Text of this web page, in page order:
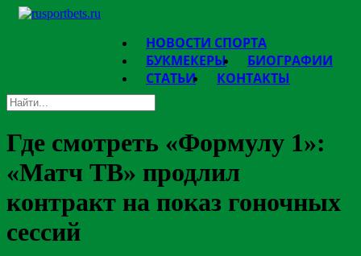
НОВОСТИ СПОРТА
БУКМЕКЕРЫ
БИОГРАФИИ
СТАТЬИ
КОНТАКТЫ
Где смотреть «Формулу 1»:
«Матч ТВ» продлил
контракт на показ гоночных
сессий